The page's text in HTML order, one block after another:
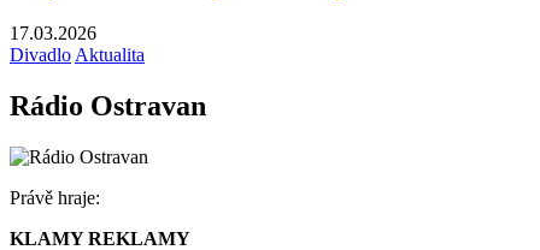
17.03.2026
Divadlo Aktualita
Rádio Ostravan
Právě hraje:
KLAMY REKLAMY